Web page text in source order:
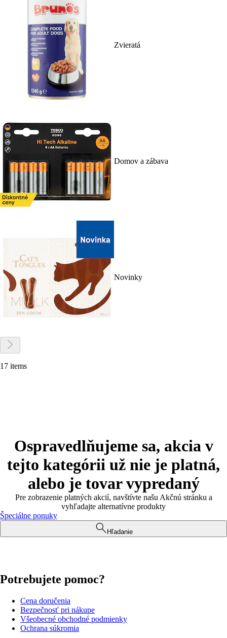
Zvieratá
Domov a zábava
Novinky
17 items
Ospravedlňujeme sa, akcia v
tejto kategórii už nie je platná,
alebo je tovar vypredaný
Pre zobrazenie platných akcií, navštívte našu Akčnú stránku a
vyhľadajte alternatívne produkty
Špeciálne ponuky
Hľadanie
Potrebujete pomoc?
Cena doručenia
Bezpečnosť pri nákupe
Všeobecné obchodné podmienky
Ochrana súkromia